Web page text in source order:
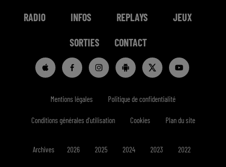
RADIO INFOS REPLAYS JEUX
SORTIES CONTACT
Mentions légales Politique de confidentialité
Conditions générales d'utilisation Cookies Plan du site
Archives 2026 2025 2024 2023 2022